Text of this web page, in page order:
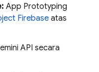
App Prototyping
Firebaseatas
API secara